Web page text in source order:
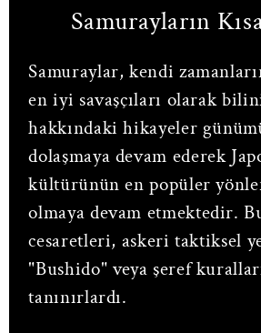
Samurayların
Samuraylar, kendi
en iyi savaşçıları olarak
hakkındaki hikayeler
dolaşmaya devam ederek
kültürünün en popüler
olmaya devam etmektedir.
cesaretleri, askeri taktiksel
"Bushido" veya şeref
tanınırlardı.